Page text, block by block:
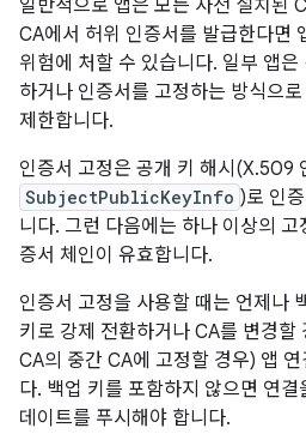
일반적으로 앱은 모든 사전 설치된
CA에서 허위 인증서를 발급한다면
위험에 처할 수 있습니다. 일부 앱
하거나 인증서를 고정하는 방식으
제한합니다.
인증서 고정은 공개 키 해시(X.509
SubjectPublicKeyInfo )로 인
니다. 그런 다음에는 하나 이상의
증서 체인이 유효합니다.
인증서 고정을 사용할 때는 언제나
키로 강제 전환하거나 CA를 변경
CA의 중간 CA에 고정할 경우) 앱
다. 백업 키를 포함하지 않으면 연
데이트를 푸시해야 합니다.